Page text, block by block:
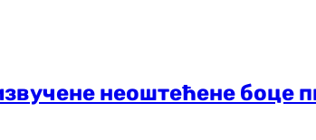
неоштећене боце